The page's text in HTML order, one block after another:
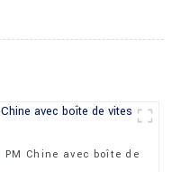
Chine avec boîte de